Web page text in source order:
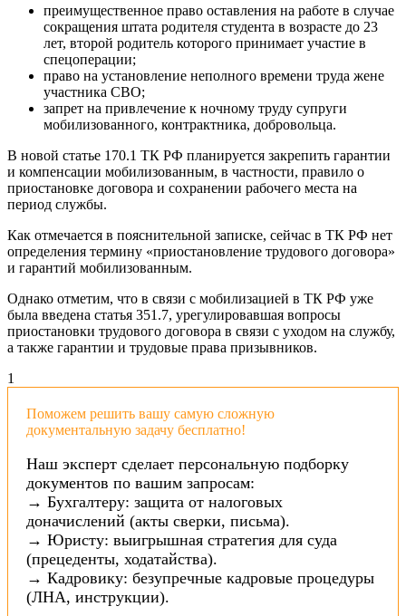
преимущественное право оставления на работе в случае
сокращения штата родителя студента в возрасте до 23
лет, второй родитель которого принимает участие в
спецоперации;
право на установление неполного времени труда жене
участника СВО;
запрет на привлечение к ночному труду супруги
мобилизованного, контрактника, добровольца.
В новой статье 170.1 ТК РФ планируется закрепить гарантии
и компенсации мобилизованным, в частности, правило о
приостановке договора и сохранении рабочего места на
период службы.
Как отмечается в пояснительной записке, сейчас в ТК РФ нет
определения термину «приостановление трудового договора»
и гарантий мобилизованным.
Однако отметим, что в связи с мобилизацией в ТК РФ уже
была введена статья 351.7, урегулировавшая вопросы
приостановки трудового договора в связи с уходом на службу,
а также гарантии и трудовые права призывников.
1
Поможем решить вашу самую сложную
документальную задачу бесплатно!
Наш эксперт сделает персональную подборку
документов по вашим запросам:
→ Бухгалтеру: защита от налоговых
доначислений (акты сверки, письма).
→ Юристу: выигрышная стратегия для суда
(прецеденты, ходатайства).
→ Кадровику: безупречные кадровые процедуры
(ЛНА, инструкции).